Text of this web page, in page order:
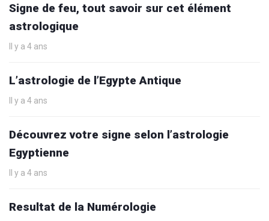
Signe de feu, tout savoir sur cet élément
astrologique
Il y a 4 ans
L’astrologie de l’Egypte Antique
Il y a 4 ans
Découvrez votre signe selon l’astrologie
Egyptienne
Il y a 4 ans
Resultat de la Numérologie